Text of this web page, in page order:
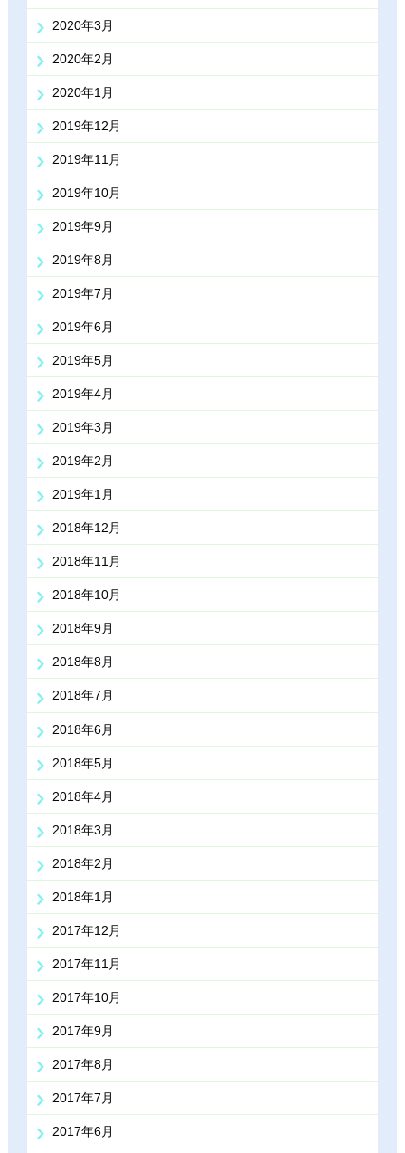
2020年3月
2020年2月
2020年1月
2019年12月
2019年11月
2019年10月
2019年9月
2019年8月
2019年7月
2019年6月
2019年5月
2019年4月
2019年3月
2019年2月
2019年1月
2018年12月
2018年11月
2018年10月
2018年9月
2018年8月
2018年7月
2018年6月
2018年5月
2018年4月
2018年3月
2018年2月
2018年1月
2017年12月
2017年11月
2017年10月
2017年9月
2017年8月
2017年7月
2017年6月